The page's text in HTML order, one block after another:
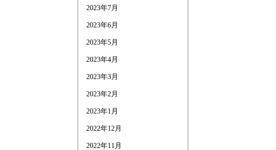
2023年7月
2023年6月
2023年5月
2023年4月
2023年3月
2023年2月
2023年1月
2022年12月
2022年11月